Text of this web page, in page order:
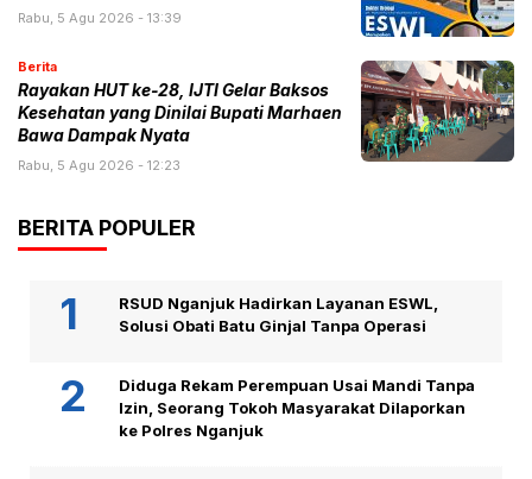
Rabu, 5 Agu 2026 - 13:39
Berita
Rayakan HUT ke-28, IJTI Gelar Baksos
Kesehatan yang Dinilai Bupati Marhaen
Bawa Dampak Nyata
Rabu, 5 Agu 2026 - 12:23
BERITA POPULER
RSUD Nganjuk Hadirkan Layanan ESWL,
Solusi Obati Batu Ginjal Tanpa Operasi
Diduga Rekam Perempuan Usai Mandi Tanpa
Izin, Seorang Tokoh Masyarakat Dilaporkan
ke Polres Nganjuk